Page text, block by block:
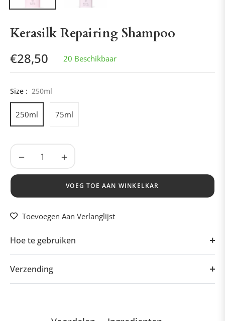
Kerasilk Repairing Shampoo
Normale
prijs
€28,50 20 Beschikbaar
Size : 250ml
250ml 75ml
− +
VOEG TOE AAN WINKELKAR
Toevoegen Aan Verlanglijst
Hoe te gebruiken
Verzending